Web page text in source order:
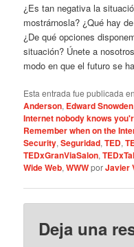
¿Es tan negativa la
mostrárnosla? ¿Qué hay
¿De qué opciones
situación? Únete a
modo en que el futuro se
Esta entrada fue publicada
Anderson, Edward Snowden
Internet nobody knows
Remember when on the
Security,Seguridad,TED,
TEDxGranViaSalon,
Wide Web,WWWporJavier
Deja una